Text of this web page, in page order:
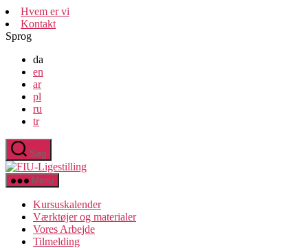
Spring
til
indholdet
Hvem er vi
Kontakt
Sprog
da
en
ar
pl
ru
tr
Søg
FIU-
Menu
Kursuskalender
Værktøjer og materialer
Vores Arbejde
Tilmelding